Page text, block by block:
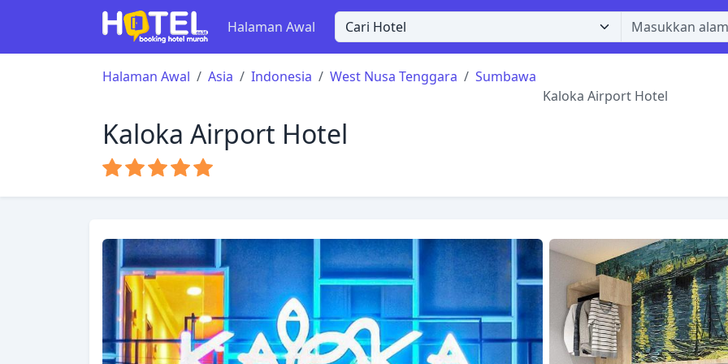
Halaman Awal
Halaman Awal Asia Indonesia West Nusa Tenggara
Sumbawa
Kaloka Airport Hotel
Kaloka Airport Hotel